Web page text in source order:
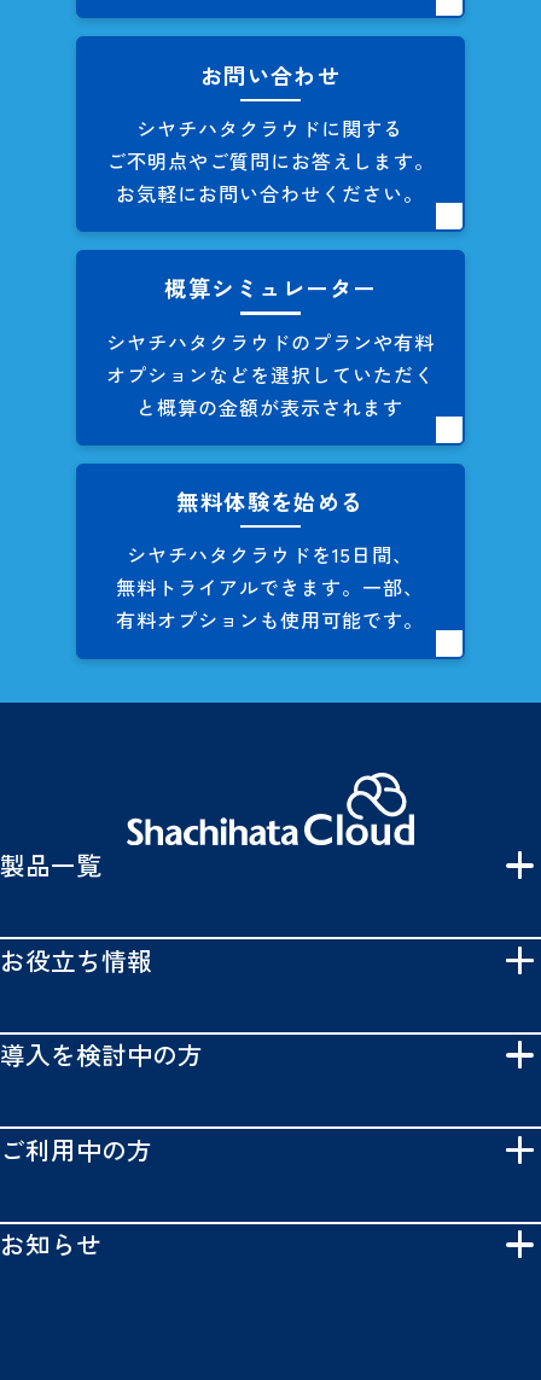
お問い合わせ
シヤチハタクラウドに関する
ご不明点やご質問にお答えします。
お気軽にお問い合わせください。
概算シミュレーター
シヤチハタクラウドのプランや有料
オプションなどを選択していただく
と概算の金額が表示されます
無料体験を始める
シヤチハタクラウドを15日間、
無料トライアルできます。 一部、
有料オプションも使用可能です。
製品一覧
お役立ち情報
導入を検討中の方
ご利用中の方
お知らせ